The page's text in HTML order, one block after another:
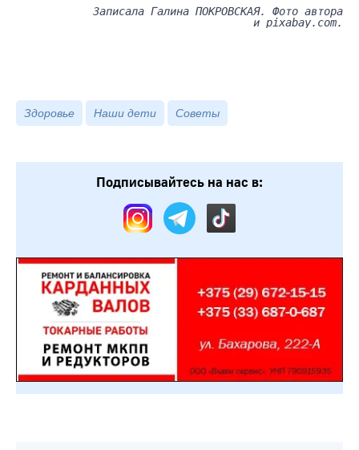
Записала Галина ПОКРОВСКАЯ. Фото автора
и pixabay.com.
Здоровье Наши дети Советы
Подписывайтесь на нас в: